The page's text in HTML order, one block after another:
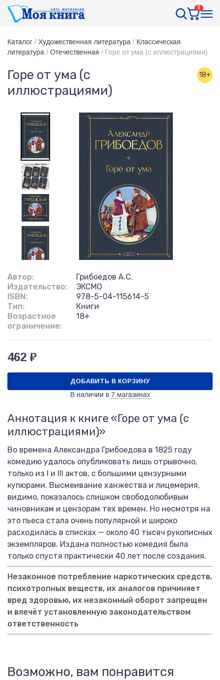
0
Каталог / Художественная литература / Классическая
литература / Отечественная / Горе от ума (с иллюстрациями)
Горе от ума (с
иллюстрациями)
18+
Автор:
Грибоедов А.С.
Издательство:
ЭКСМО
ISBN:
978-5-04-115614-5
Тип:
Книги
Возрастное
ограничение:
18+
462 ₽
ДОБАВИТЬ В КОРЗИНУ
В наличии в 7 магазинах
Аннотация к книге «Горе от ума (с
иллюстрациями)»
Во времена Александра Грибоедова в 1825 году
комедию удалось опубликовать лишь отрывочно,
только из I и III актов, с большими цензурными
купюрами. Высмеивание ханжества и лицемерия,
видимо, показалось слишком свободолюбивым
чиновникам и цензорам тех времен. Но несмотря на
это пьеса стала очень популярной и широко
расходилась в списках — около 40 тысяч рукописных
экземпляров. Издана полностью комедия была
только спустя практически 40 лет после создания.
Незаконное потребление наркотических средств,
психотропных веществ, их аналогов причиняет
вред здоровью, их незаконный оборот запрещен
и влечёт установленную законодательством
ответственность
Возможно, вам понравится